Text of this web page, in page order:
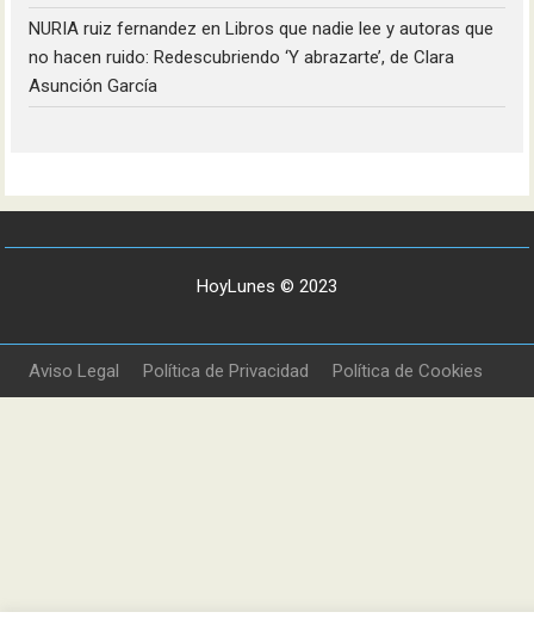
NURIA ruiz fernandez enLibros que nadie lee y autoras que
no hacen ruido: Redescubriendo ‘Y abrazarte’, de Clara
Asunción García
HoyLunes © 2023
Aviso Legal Política de Privacidad Política de Cookies